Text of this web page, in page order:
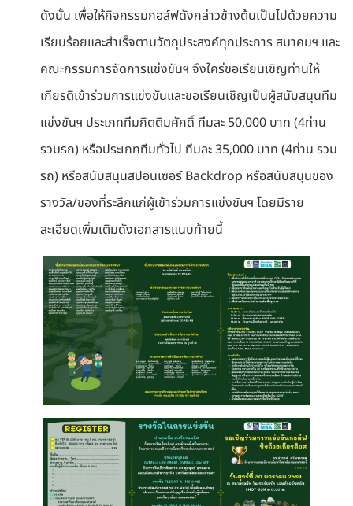
ดังนั้น เพื่อให้กิจกรรมกอล์ฟดังกล่าวข้างต้นเป็นไปด้วยความ
เรียบร้อยและสำเร็จตามวัตถุประสงค์ทุกประการ สมาคมฯ และ
คณะกรรมการจัดการแข่งขันฯ จึงใคร่ขอเรียนเชิญท่านให้
เกียรติเข้าร่วมการแข่งขันและขอเรียนเชิญเป็นผู้สนับสนุนทีม
แข่งขันฯ ประเภททีมกิตติมศักดิ์ ทีมละ 50,000 บาท (4ท่าน
รวมรถ) หรือประเภททีมทั่วไป ทีมละ 35,000 บาท (4ท่าน รวม
รถ) หรือสนับสนุนสปอนเซอร์ Backdrop หรือสนับสนุนของ
รางวัล/ของที่ระลึกแก่ผู้เข้าร่วมการแข่งขันฯ โดยมีราย
ละเอียดเพิ่มเติมดังเอกสารแนบท้ายนี้